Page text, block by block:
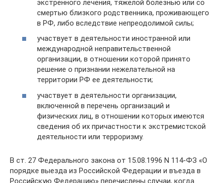
экстренного лечения, тяжелой болезнью или со
смертью близкого родственника, проживающего
в РФ, либо вследствие непреодолимой силы;
участвует в деятельности иностранной или
международной неправительственной
организации, в отношении которой принято
решение о признании нежелательной на
территории РФ ее деятельности;
участвует в деятельности организации,
включенной в перечень организаций и
физических лиц, в отношении которых имеются
сведения об их причастности к экстремистской
деятельности или терроризму.
В ст. 27 Федерального закона от 15.08.1996 N 114-ФЗ «О
порядке выезда из Российской Федерации и въезда в
Российскую Федерацию» перечислены случаи, когда